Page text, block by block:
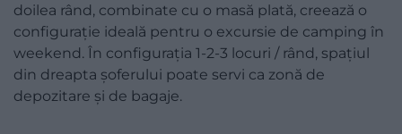
doilea rând, combinate cu o masă plată, creează o
configurație ideală pentru o excursie de camping în
weekend. În configurația 1-2-3 locuri / rând, spațiul
din dreapta șoferului poate servi ca zonă de
depozitare și de bagaje.